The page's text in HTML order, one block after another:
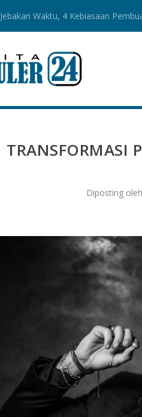
Jebakan Waktu, 4 Kebiasaan
TRANSFORMASI
Diposting